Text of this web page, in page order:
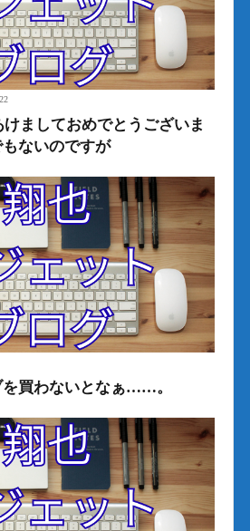
ましておめでとうございま
ないのですが
買わないとなぁ……。